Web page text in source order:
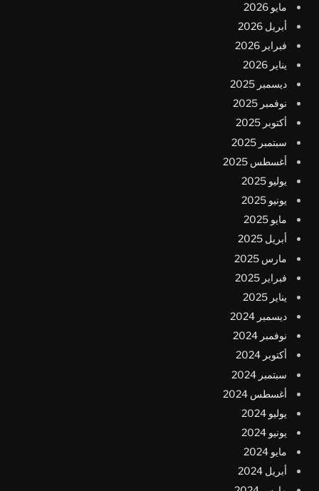
مايو 2026
أبريل 2026
فبراير 2026
يناير 2026
ديسمبر 2025
نوفمبر 2025
أكتوبر 2025
سبتمبر 2025
أغسطس 2025
يوليو 2025
يونيو 2025
مايو 2025
أبريل 2025
مارس 2025
فبراير 2025
يناير 2025
ديسمبر 2024
نوفمبر 2024
أكتوبر 2024
سبتمبر 2024
أغسطس 2024
يوليو 2024
يونيو 2024
مايو 2024
أبريل 2024